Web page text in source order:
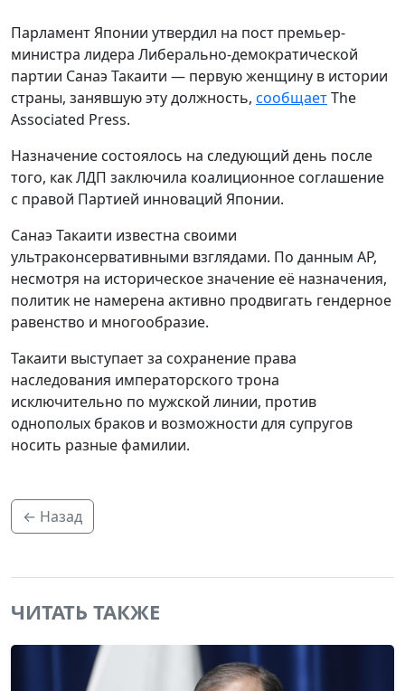
Парламент Японии утвердил на пост премьер-
министра лидера Либерально-демократической
партии Санаэ Такаити — первую женщину в истории
страны, занявшую эту должность, сообщаетThe
Associated Press.
Назначение состоялось на следующий день после
того, как ЛДП заключила коалиционное соглашение
с правой Партией инноваций Японии.
Санаэ Такаити известна своими
ультраконсервативными взглядами. По данным AP,
несмотря на историческое значение её назначения,
политик не намерена активно продвигать гендерное
равенство и многообразие.
Такаити выступает за сохранение права
наследования императорского трона
исключительно по мужской линии, против
однополых браков и возможности для супругов
носить разные фамилии.
← Назад
ЧИТАТЬ ТАКЖЕ